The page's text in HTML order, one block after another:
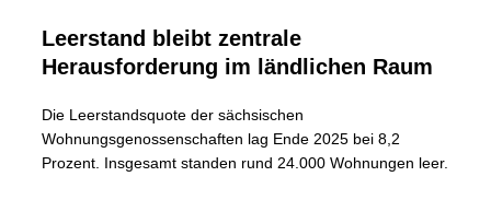
Leerstand bleibt zentrale
Herausforderung im ländlichen Raum
Die Leerstandsquote der sächsischen
Wohnungsgenossenschaften lag Ende 2025 bei 8,2
Prozent. Insgesamt standen rund 24.000 Wohnungen leer.